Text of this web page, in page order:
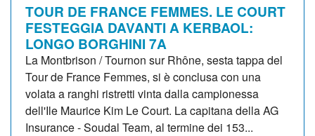
TOUR DE FRANCE FEMMES. LE COURT
FESTEGGIA DAVANTI A KERBAOL:
LONGO BORGHINI 7A
La Montbrison / Tournon sur Rhône, sesta tappa del
Tour de France Femmes, si è conclusa con una
volata a ranghi ristretti vinta dalla campionessa
dell'Ile Maurice Kim Le Court. La capitana della AG
Insurance - Soudal Team, al termine dei 153...